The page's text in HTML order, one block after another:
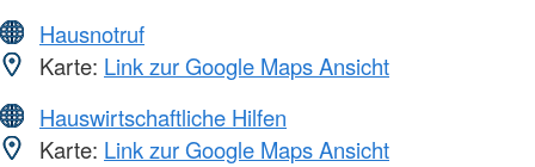
Hausnotruf
Karte: Link zur Google Maps Ansicht
Hauswirtschaftliche Hilfen
Karte: Link zur Google Maps Ansicht